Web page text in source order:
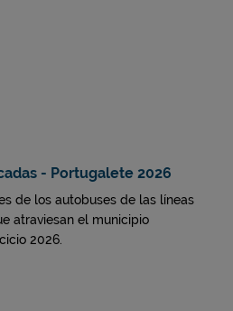
- Portugalete 2026
de los autobuses de las líneas
atraviesan el municipio
2026.